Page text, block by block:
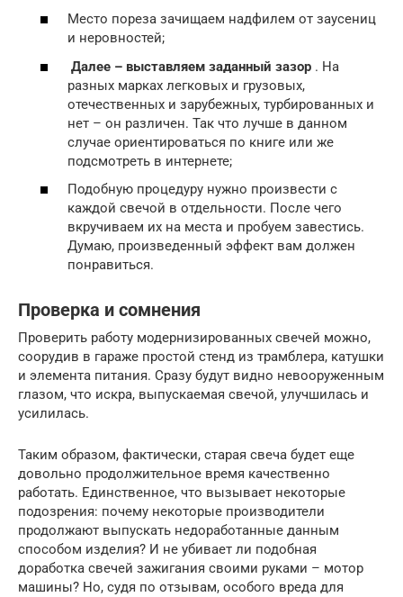
Место пореза зачищаем надфилем от заусениц
и неровностей;
Далее – выставляем заданный зазор . На
разных марках легковых и грузовых,
отечественных и зарубежных, турбированных и
нет – он различен. Так что лучше в данном
случае ориентироваться по книге или же
подсмотреть в интернете;
Подобную процедуру нужно произвести с
каждой свечой в отдельности. После чего
вкручиваем их на места и пробуем завестись.
Думаю, произведенный эффект вам должен
понравиться.
Проверка и сомнения
Проверить работу модернизированных свечей можно,
соорудив в гараже простой стенд из трамблера, катушки
и элемента питания. Сразу будут видно невооруженным
глазом, что искра, выпускаемая свечой, улучшилась и
усилилась.
Таким образом, фактически, старая свеча будет еще
довольно продолжительное время качественно
работать. Единственное, что вызывает некоторые
подозрения: почему некоторые производители
продолжают выпускать недоработанные данным
способом изделия? И не убивает ли подобная
доработка свечей зажигания своими руками – мотор
машины? Но, судя по отзывам, особого вреда для